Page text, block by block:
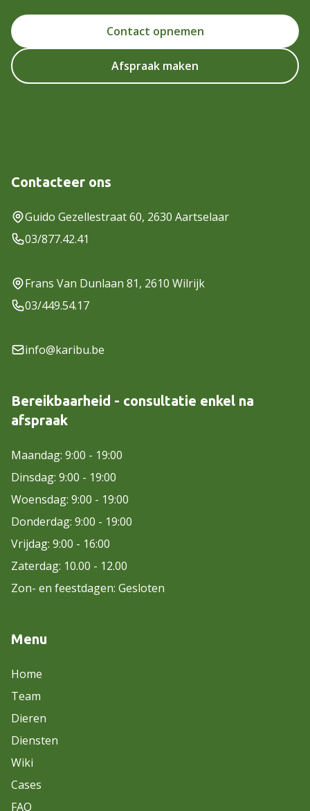
Contact opnemen
Afspraak maken
Contacteer ons
Guido Gezellestraat 60, 2630 Aartselaar
03/877.42.41
Frans Van Dunlaan 81, 2610 Wilrijk
03/449.54.17
info@karibu.be
Bereikbaarheid - consultatie enkel na
afspraak
Maandag: 9:00 - 19:00
Dinsdag: 9:00 - 19:00
Woensdag: 9:00 - 19:00
Donderdag: 9:00 - 19:00
Vrijdag: 9:00 - 16:00
Zaterdag: 10.00 - 12.00
Zon- en feestdagen: Gesloten
Menu
Home
Team
Dieren
Diensten
Wiki
Cases
FAQ